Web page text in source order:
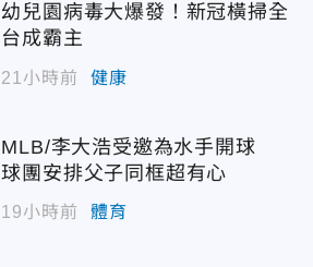
幼兒園病毒大爆發！新冠橫掃全
台成霸主
21小時前 健康
MLB/李大浩受邀為水手開球
球團安排父子同框超有心
19小時前 體育